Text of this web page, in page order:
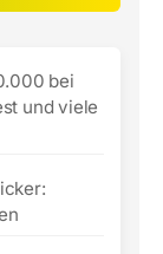
bei
und viele